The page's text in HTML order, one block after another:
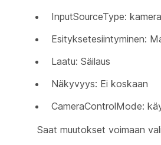
InputSourceType: kamera
Esityksetesiintyminen:
Laatu: Säilaus
Näkyvyys: Ei koskaan
CameraControlMode:
Saat muutokset voimaan